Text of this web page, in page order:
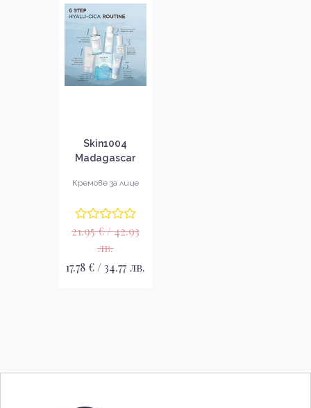
Skin1004
Madagascar
Cica Moisture
Хидратиращ
крем за лице
Кремове за лице
21.95 € / 42.93
лв.
17.78 € / 34.77 лв.